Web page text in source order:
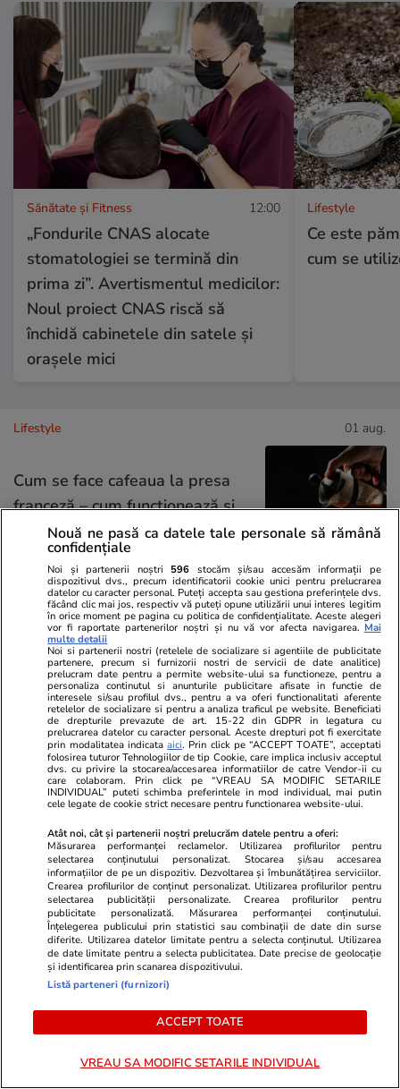
Sănătate și Fitness 12:00
„Fondurile CNAS alocate
stomatologiei se termină din
prima zi”. Avertismentul medicilor:
Noul proiect CNAS riscă să
închidă cabinetele din satele și
orașele mici
Lifestyle
Ce este
cum se
Lifestyle 01 aug.
Cum se face cafeaua la presa
franceză – cum funcționează și
care sunt avantajele
Lifestyle 15 iul.
Combinaţii răcoritoare de apă
cu fructe şi plante aromatice
pentru vară
Lifestyle 01 aug.
Cum coci vinetele la bloc, fără
să umpli casa de fum
Lifestyle
beneficii și contraindicații
Nouă ne pasă ca datele tale personale să rămână
confidențiale
Noi și partenerii noștri 596 stocăm și/sau accesăm informații pe
dispozitivul dvs., precum identificatorii cookie unici pentru prelucrarea
datelor cu caracter personal. Puteți accepta sau gestiona preferințele dvs.
făcând clic mai jos, respectiv vă puteți opune utilizării unui interes legitim
în orice moment pe pagina cu politica de confidențialitate. Aceste alegeri
vor fi raportate partenerilor noștri și nu vă vor afecta navigarea. Mai
multe detalii
Noi si partenerii nostri (retelele de socializare si agentiile de publicitate
partenere, precum si furnizorii nostri de servicii de date analitice)
prelucram date pentru a permite website-ului sa functioneze, pentru a
personaliza continutul si anunturile publicitare afisate in functie de
interesele si/sau profilul dvs., pentru a va oferi functionalitati aferente
retelelor de socializare si pentru a analiza traficul pe website. Beneficiati
de drepturile prevazute de art. 15-22 din GDPR in legatura cu
prelucrarea datelor cu caracter personal. Aceste drepturi pot fi exercitate
prin modalitatea indicataaici. Prin click pe “ACCEPT TOATE”, acceptati
folosirea tuturor Tehnologiilor de tip Cookie, care implica inclusiv acceptul
dvs. cu privire la stocarea/accesarea informatiilor de catre Vendor-ii cu
care colaboram. Prin click pe “VREAU SA MODIFIC SETARILE
INDIVIDUAL” puteti schimba preferintele in mod individual, mai putin
cele legate de cookie strict necesare pentru functionarea website-ului.
Atât noi, cât și partenerii noștri prelucrăm datele pentru a oferi:
Măsurarea performanței reclamelor. Utilizarea profilurilor pentru
selectarea conținutului personalizat. Stocarea și/sau accesarea
informațiilor de pe un dispozitiv. Dezvoltarea și îmbunătățirea serviciilor.
Crearea profilurilor de conținut personalizat. Utilizarea profilurilor pentru
selectarea publicității personalizate. Crearea profilurilor pentru
publicitate personalizată. Măsurarea performanței conținutului.
Înțelegerea publicului prin statistici sau combinații de date din surse
diferite. Utilizarea datelor limitate pentru a selecta conținutul. Utilizarea
de date limitate pentru a selecta publicitatea. Date precise de geolocație
și identificarea prin scanarea dispozitivului.
Listă parteneri (furnizori)
ACCEPT TOATE
VREAU SA MODIFIC SETARILE INDIVIDUAL